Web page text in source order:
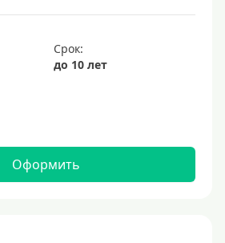
Срок:
до 10 лет
Оформить